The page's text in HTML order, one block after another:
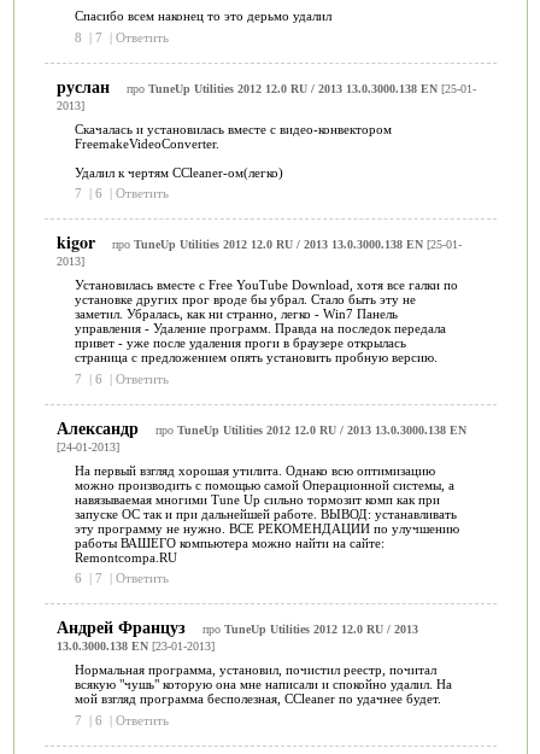
Спасибо всем наконец то это дерьмо удалил
8
| 7 | Ответить
руслан про TuneUp Utilities 2012 12.0 RU / 2013 13.0.3000.138 EN[25-01-
2013]
Скачалась и установилась вместе с видео-конвектором
FreemakeVideoConverter.
Удалил к чертям ССleaner-ом(легко)
7
| 6 | Ответить
kigor про TuneUp Utilities 2012 12.0 RU / 2013 13.0.3000.138 EN[25-01-
2013]
Установилась вместе с Free YouTube Download, хотя все галки по
установке других прог вроде бы убрал. Стало быть эту не
заметил. Убралась, как ни странно, легко - Win7 Панель
управления - Удаление программ. Правда на последок передала
привет - уже после удаления проги в браузере открылась
страница с предложением опять установить пробную версию.
7
| 6 | Ответить
Александр про TuneUp Utilities 2012 12.0 RU / 2013 13.0.3000.138 EN
[24-01-2013]
На первый взгляд хорошая утилита. Однако всю оптимизацию
можно производить с помощью самой Операционной системы, а
навязываемая многими Tune Up сильно тормозит комп как при
запуске ОС так и при дальнейшей работе. ВЫВОД: устанавливать
эту программу не нужно. ВСЕ РЕКОМЕНДАЦИИ по улучшению
работы ВАШЕГО компьютера можно найти на сайте:
Remontcompa.RU
6
| 7 | Ответить
Андрей Француз про TuneUp Utilities 2012 12.0 RU / 2013
13.0.3000.138 EN[23-01-2013]
Нормальная программа, установил, почистил реестр, почитал
всякую "чушь" которую она мне написали и спокойно удалил. На
мой взгляд программа бесполезная, CCleaner по удачнее будет.
7
| 6 | Ответить